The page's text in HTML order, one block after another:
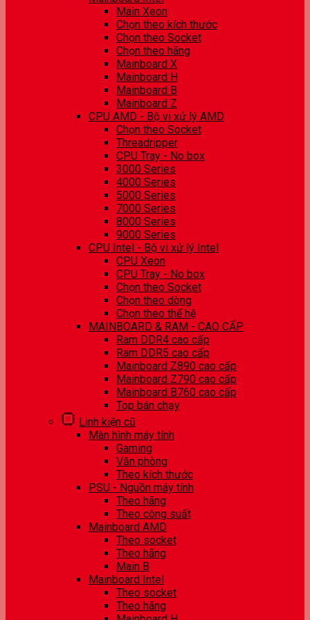
Main Xeon
Chọn theo kích thước
Chọn theo Socket
Chọn theo hãng
Mainboard X
Mainboard H
Mainboard B
Mainboard Z
CPU AMD - Bộ vi xử lý AMD
Chọn theo Socket
Threadripper
CPU Tray - No box
3000 Series
4000 Series
5000 Series
7000 Series
8000 Series
9000 Series
CPU Intel - Bộ vi xử lý Intel
CPU Xeon
CPU Tray - No box
Chọn theo Socket
Chọn theo dòng
Chọn theo thế hệ
MAINBOARD & RAM - CAO CẤP
Ram DDR4 cao cấp
Ram DDR5 cao cấp
Mainboard Z890 cao cấp
Mainboard Z790 cao cấp
Mainboard B760 cao cấp
Top bán chạy
Linh kiện cũ
Màn hình máy tính
Gaming
Văn phòng
Theo kích thước
PSU - Nguồn máy tính
Theo hãng
Theo công suất
Mainboard AMD
Theo socket
Theo hãng
Main B
Mainboard Intel
Theo socket
Theo hãng